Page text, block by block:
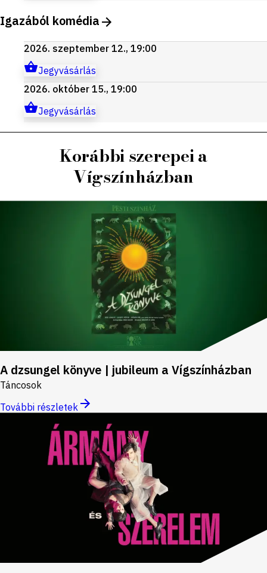
Igazából komédia
2026. szeptember 12., 19:00
Jegyvásárlás
2026. október 15., 19:00
Jegyvásárlás
Korábbi szerepei a
Vígszínházban
A dzsungel könyve | jubileum a Vígszínházban
Táncosok
További részletek